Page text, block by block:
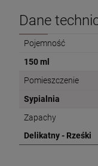
Dane
Pojemność
150 ml
Pomieszczenie
Sypialnia
Zapachy
Delikatny - Rześki